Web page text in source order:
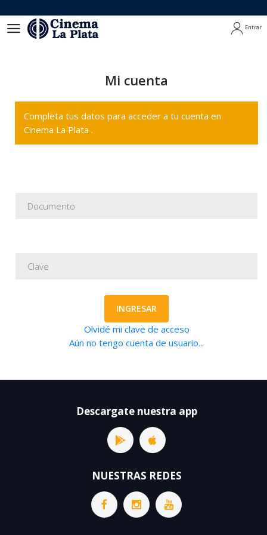
Entrar
Mi cuenta
Completa tus datos para acceder a tu cuenta en
Cinema La Plata .
INGRESAR
Olvidé mi clave de acceso
Aún no tengo cuenta de usuario...
Descargate nuestra app
NUESTRAS REDES